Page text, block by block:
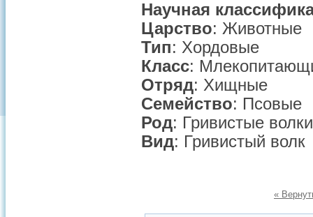
Научная
Царство: Животные
Тип: Хордовые
Класс:
Отряд: Хищные
Семейство: Псовые
Род: Гривистые волки
Вид: Гривистый волк
«